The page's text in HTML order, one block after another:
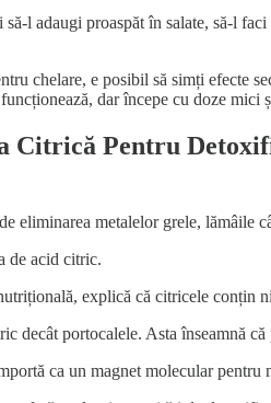
l adaugi proaspăt în salate, să-l
chelare, e posibil să simți efecte
dar începe cu doze mici
Citrică Pentru
eliminarea metalelor grele, lămâile
de acid citric.
explică că citricele conțin
decât portocalele. Asta înseamnă
ca un magnet molecular